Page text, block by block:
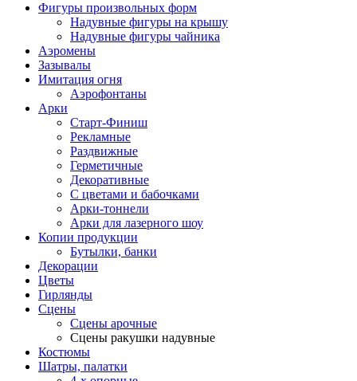
Фигуры произвольных форм
Надувные фигуры на крышу
Надувные фигуры чайника
Аэромены
Зазывалы
Имитация огня
Аэрофонтаны
Арки
Старт-Финиш
Рекламные
Раздвижные
Герметичные
Декоративные
С цветами и бабочками
Арки-тоннели
Арки для лазерного шоу
Копии продукции
Бутылки, банки
Декорации
Цветы
Гирлянды
Сцены
Сцены арочные
Сцены ракушки надувные
Костюмы
Шатры, палатки